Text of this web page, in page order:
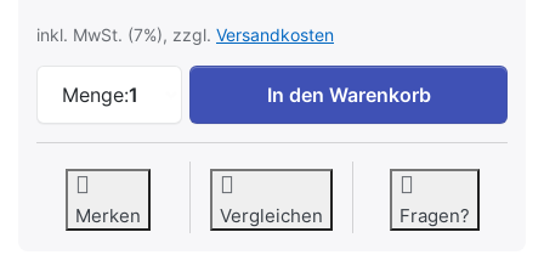
inkl. MwSt. (7%), zzgl. Versandkosten
Menge:1
Das Ausbesserungswerk Mülheim-
In den Warenkorb
Merken Vergleichen Fragen?